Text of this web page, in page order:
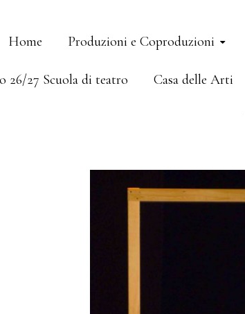
Home Produzioni e Coproduzioni
26/27 Scuola di teatro Casa delle Arti